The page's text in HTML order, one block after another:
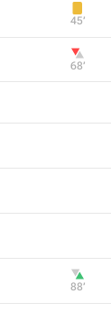
45‎’‎
68‎’‎
88‎’‎